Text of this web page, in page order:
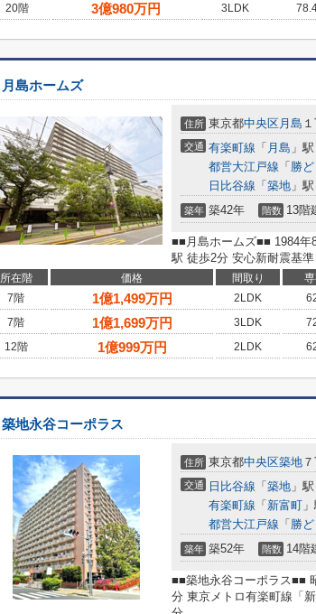
20階
3億980万円 3LDK
月島ホームズ
住所 東京都中央区月島
交通 有楽町線 「 月島 」
都営大江戸線 「 勝ど
日比谷線 「 築地 」
築年 築42年 階数 13階
■■月島ホームズ■■ 1984年
駅 徒歩2分 安心新耐震基
所在階 価格 間取り
7階
1億1,499万円 2LDK
7階
1億1,699万円 3LDK
12階
1億999万円 2LDK
築地永谷コーポラス
住所 東京都中央区築地
交通 日比谷線 「 築地 」
有楽町線 「 新富町
都営大江戸線 「 勝ど
築年 築52年 階数 14階
■■築地永谷コーポラス■■
分 東京メトロ有楽町線「